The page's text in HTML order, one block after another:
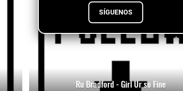
SÍGUENOS
Ru Bradford - Girl Ur so Fine